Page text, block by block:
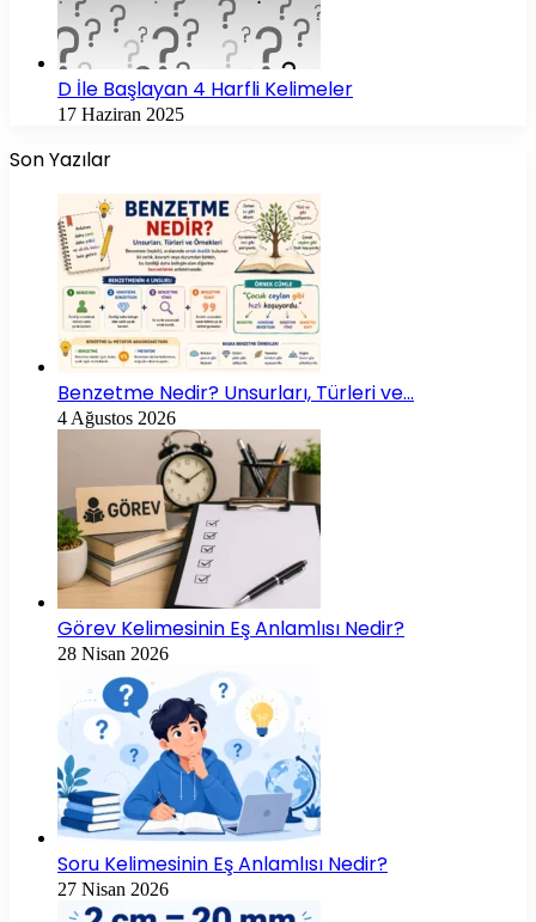
D İle Başlayan 4 Harfli Kelimeler
17 Haziran 2025
Son Yazılar
Benzetme Nedir? Unsurları, Türleri ve…
4 Ağustos 2026
Görev Kelimesinin Eş Anlamlısı Nedir?
28 Nisan 2026
Soru Kelimesinin Eş Anlamlısı Nedir?
27 Nisan 2026